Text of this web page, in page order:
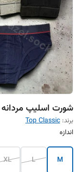
شورت اسلیپ مردانه Top Classic
برند: Top Classic
اندازه
M
L
XL